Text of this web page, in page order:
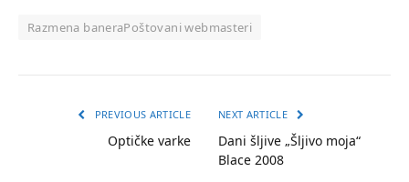
Razmena baneraPoštovani webmasteri
PREVIOUS ARTICLE
Optičke varke
NEXT ARTICLE
Dani šljive „Šljivo moja“
Blace 2008